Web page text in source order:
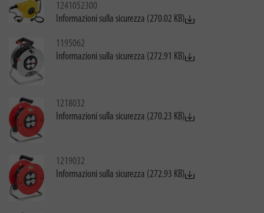
1241052300
Informazioni sulla sicurezza (270.02 KB)
1195062
Informazioni sulla sicurezza (272.91 KB)
1218032
Informazioni sulla sicurezza (270.23 KB)
1219032
Informazioni sulla sicurezza (272.93 KB)